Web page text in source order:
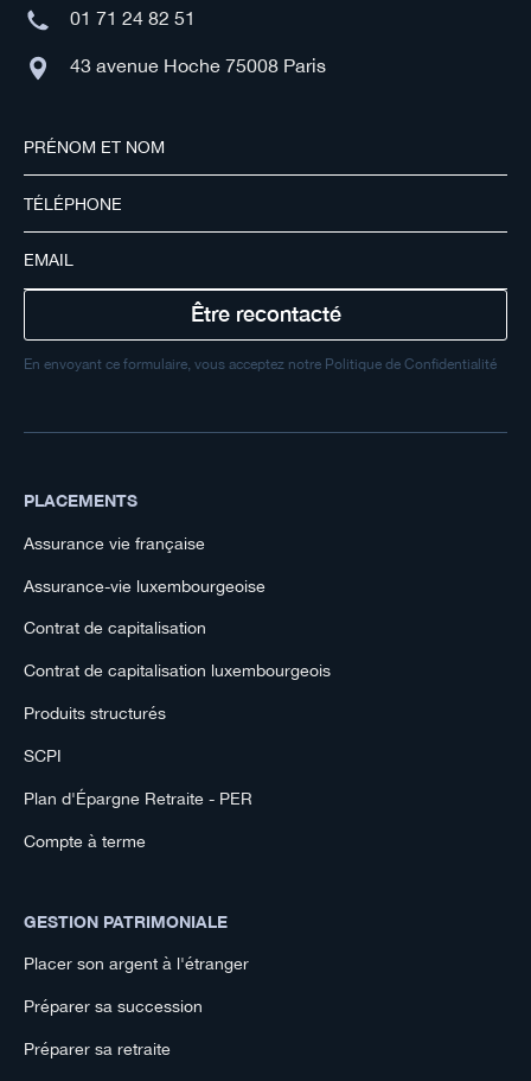
01 71 24 82 51
43 avenue Hoche 75008 Paris
En envoyant ce formulaire, vous acceptez notre Politique de Confidentialité
PLACEMENTS
Assurance vie française
Assurance-vie luxembourgeoise
Contrat de capitalisation
Contrat de capitalisation luxembourgeois
Produits structurés
SCPI
Plan d'Épargne Retraite - PER
Compte à terme
GESTION PATRIMONIALE
Placer son argent à l'étranger
Préparer sa succession
Préparer sa retraite